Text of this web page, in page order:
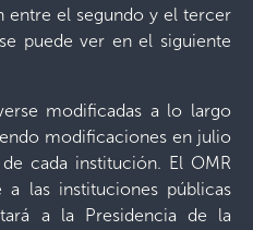
entre el segundo y el tercer
puede ver en el siguiente
modificadas a lo largo
modificaciones en julio
cada institución. El OMR
a las instituciones públicas
a la Presidencia de la